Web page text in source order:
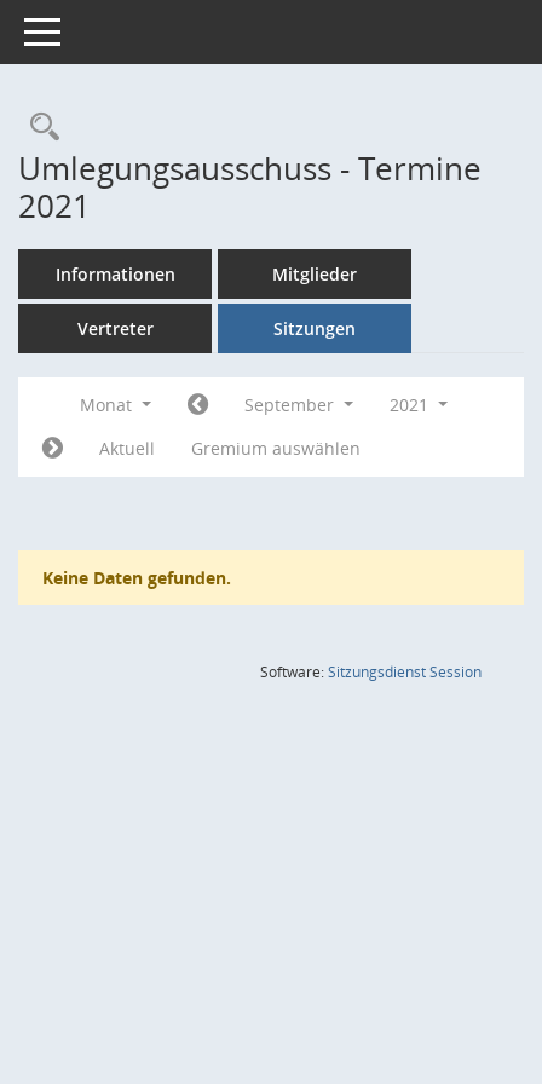
Toggle navigation
Rechercheauswahl
Umlegungsausschuss - Termine
2021
Informationen Mitglieder
Vertreter Sitzungen
Monat September
2021
Aktuell
Gremium auswählen
Keine Daten gefunden.
Software:SitzungsdienstSession(Wird in